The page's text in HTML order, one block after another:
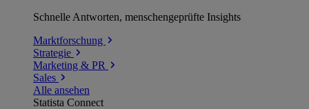
Schnelle Antworten, menschengeprüfte Insights
Marktforschung
Strategie
Marketing & PR
Sales
Alle ansehen
Statista Connect